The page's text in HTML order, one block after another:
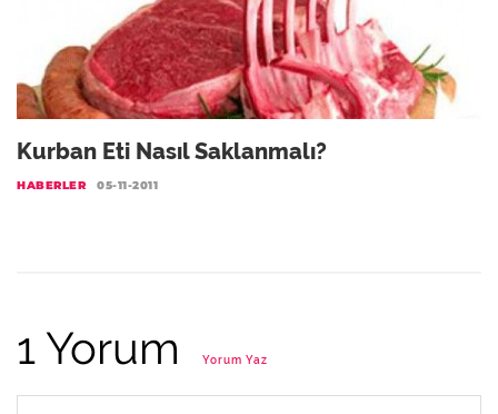
Kurban Eti Nasıl Saklanmalı?
HABERLER 05-11-2011
1 Yorum Yorum Yaz